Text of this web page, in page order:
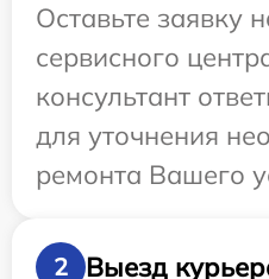
Оставьте заявку
сервисного
консультант
для уточнения
ремонта Вашего
2
Выезд